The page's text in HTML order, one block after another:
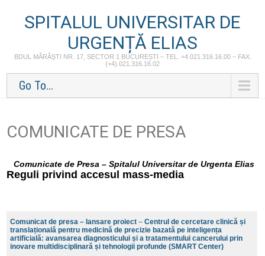
SPITALUL UNIVERSITAR DE
URGENȚĂ ELIAS
BDUL MĂRĂȘTI NR. 17, SECTOR 1 BUCUREȘTI – TEL. +4.021.316.16.00 – FAX.
(+4).021.316.16.02
Go To...
COMUNICATE DE PRESA
Comunicate de Presa – Spitalul Universitar de Urgenta Elias
Reguli privind accesul mass-media
Comunicat de presa – lansare proiect–Centrul de cercetare clinică și
translațională pentru medicină de precizie bazată pe inteligența
artificială: avansarea diagnosticului și a tratamentului cancerului prin
inovare multidisciplinară și tehnologii profunde (SMART Center)